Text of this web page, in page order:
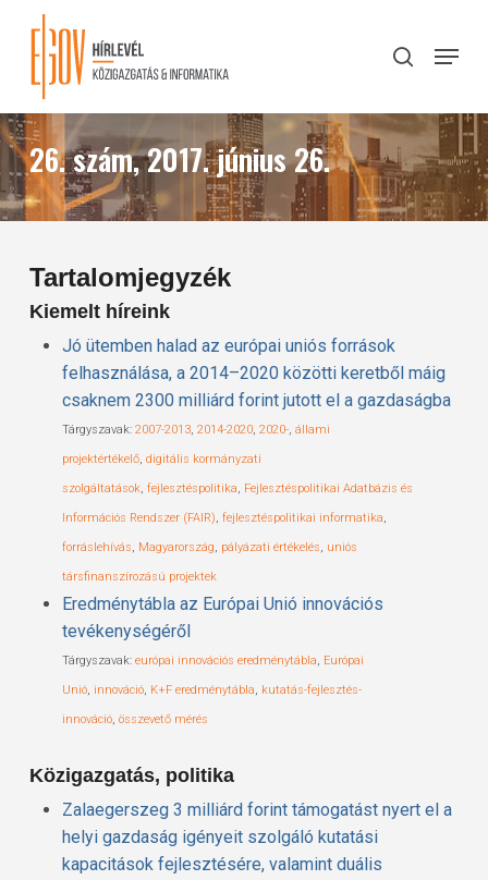
content
search
Menu
26. szám, 2017. június 26.
Tartalomjegyzék
Kiemelt híreink
Jó ütemben halad az európai uniós források
felhasználása, a 2014–2020 közötti keretből máig
csaknem 2300 milliárd forint jutott el a gazdaságba
Tárgyszavak: 2007-2013, 2014-2020, 2020-, állami
projektértékelő, digitális kormányzati
szolgáltatások, fejlesztéspolitika, Fejlesztéspolitikai Adatbázis és
Információs Rendszer (FAIR), fejlesztéspolitikai informatika,
forráslehívás, Magyarország, pályázati értékelés, uniós
társfinanszírozású projektek
Eredménytábla az Európai Unió innovációs
tevékenységéről
Tárgyszavak: európai innovációs eredménytábla, Európai
Unió, innováció, K+F eredménytábla, kutatás-fejlesztés-
innováció, összevető mérés
Közigazgatás, politika
Zalaegerszeg 3 milliárd forint támogatást nyert el a
helyi gazdaság igényeit szolgáló kutatási
kapacitások fejlesztésére, valamint duális
Close